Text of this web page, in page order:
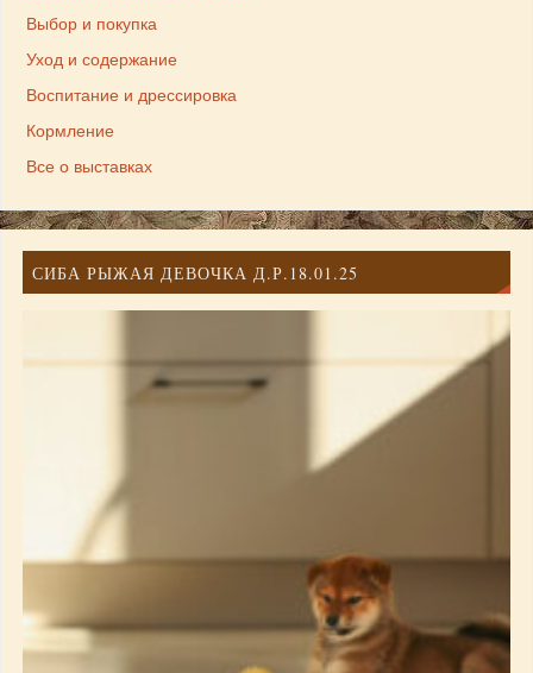
Выбор и покупка
Уход и содержание
Воспитание и дрессировка
Кормление
Все о выставках
СИБА РЫЖАЯ ДЕВОЧКА Д.Р.18.01.25